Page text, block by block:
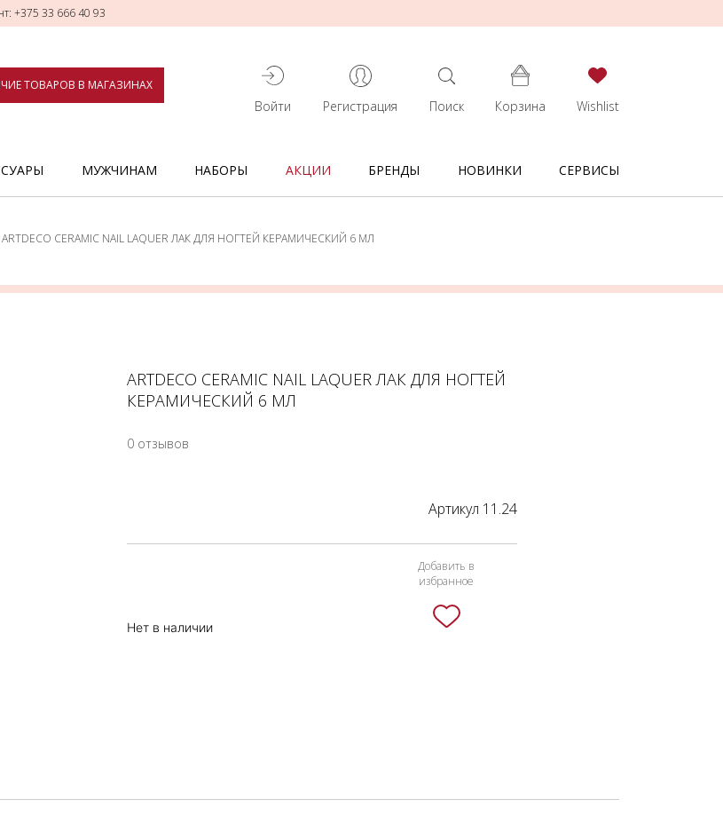
+375 33 666 40 93
ТОВАРОВ В МАГАЗИНАХ
Войти Регистрация Поиск Корзина Wishlist
МУЖЧИНАМ НАБОРЫ АКЦИИ БРЕНДЫ НОВИНКИ СЕРВИСЫ
ARTDECO CERAMIC NAIL LAQUER ЛАК ДЛЯ НОГТЕЙ КЕРАМИЧЕСКИЙ 6 МЛ
ARTDECO CERAMIC NAIL LAQUER ЛАК ДЛЯ НОГТЕЙ
КЕРАМИЧЕСКИЙ 6 МЛ
0 отзывов
Артикул 11.24
Нет в наличии
Добавить в
избранное